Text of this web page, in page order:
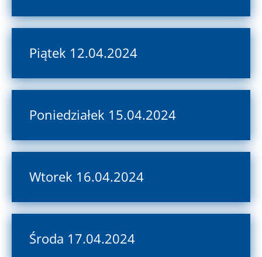
Piątek 12.04.2024
Poniedziałek 15.04.2024
Wtorek 16.04.2024
Środa 17.04.2024